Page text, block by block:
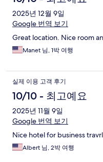
2025년 12월 9일
Google 번역 보기
Great location. Nice room
Manet 님, 1박 여행
실제 이용 고객 후기
10/10 - 최고예요
2025년 11월 9일
Google 번역 보기
Nice hotel for business travrl
Albert 님, 2박 여행